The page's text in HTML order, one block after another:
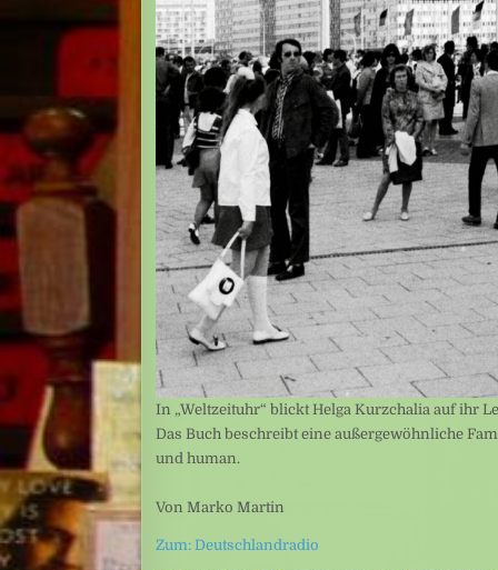
In „Weltzeituhr“ blickt Helga Kurzchalia auf ihr
Das Buch beschreibt eine außergewöhnliche
und human.
Von Marko Martin
Zum: Deutschlandradio